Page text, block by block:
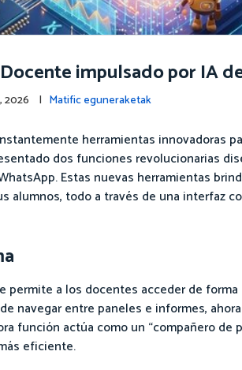
impulsado por IA
2026 | Matific eguneraketak
herramientas innovadoras
dos funciones revolucionarias
Estas nuevas herramientas
todo a través de una interfaz
a los docentes acceder de
navegar entre paneles e informes,
función actúa como un “compañero de
eficiente.